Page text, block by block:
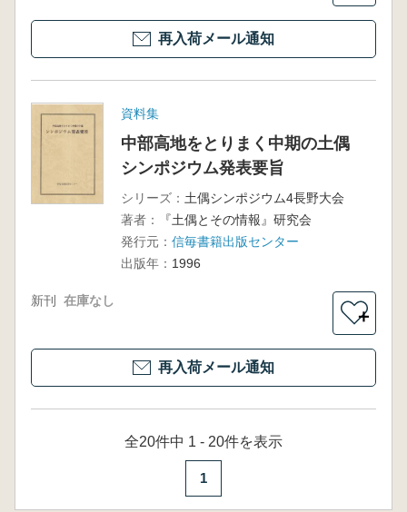
再入荷メール通知
資料集
中部高地をとりまく中期の土偶
シンポジウム発表要旨
シリーズ： 土偶シンポジウム4長野大会
著者：
『土偶とその情報』研究会
発行元： 信毎書籍出版センター
出版年： 1996
新刊 在庫なし
＋
再入荷メール通知
全20件中 1 - 20件を表示
1